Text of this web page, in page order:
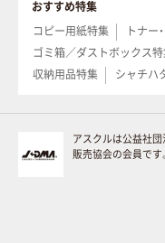
おすすめ特集
コピー用紙特集
トナー
ゴミ箱／ダストボックス
収納用品特集
シャチハ
アスクルは公益社
販売協会の会員です。